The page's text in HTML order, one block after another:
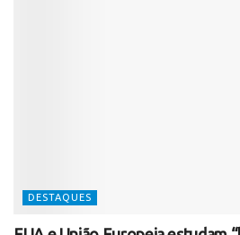
DESTAQUES